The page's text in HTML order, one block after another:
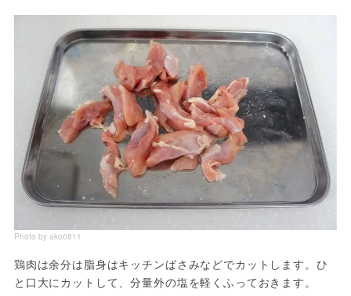
Photo by ako0811
鶏肉は余分は脂身はキッチンばさみなどでカットします。ひ
と口大にカットして、分量外の塩を軽くふっておきます。